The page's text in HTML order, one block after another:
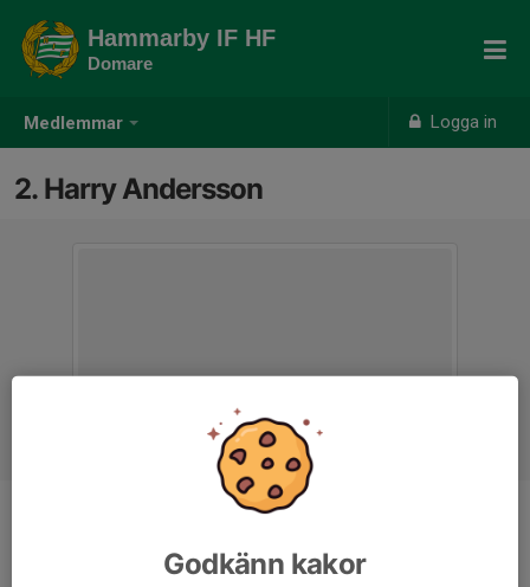
Medlemmar Logga in
Hammarby IF HF
Domare
2. Harry Andersson
Godkänn kakor